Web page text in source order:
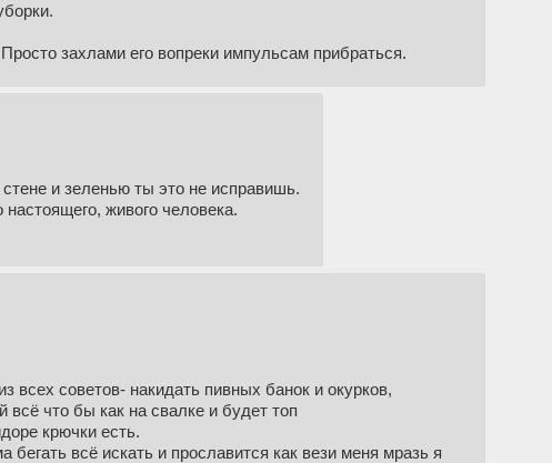
захлами его вопреки импульсам прибраться.
и зеленью ты это не исправишь.
живого человека.
всех советов- накидать пивных банок и окурков,
всё что бы как на свалке и будет топ
крючки есть.
всё искать и прославится как вези меня мразь я